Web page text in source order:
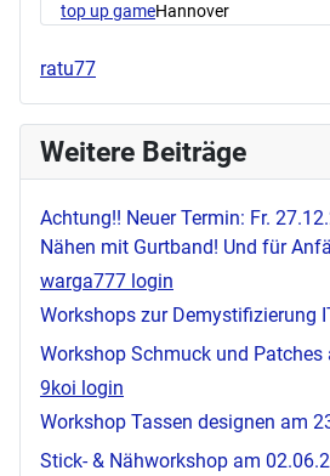
top up gameHannover
ratu77
Weitere Beiträge
Achtung!! Neuer Termin: Fr.
Nähen mit Gurtband! Und für
warga777 login
Workshops zur Demystifizierung
Workshop Schmuck und
9koi login
Workshop Tassen designen am
Stick- & Nähworkshop am